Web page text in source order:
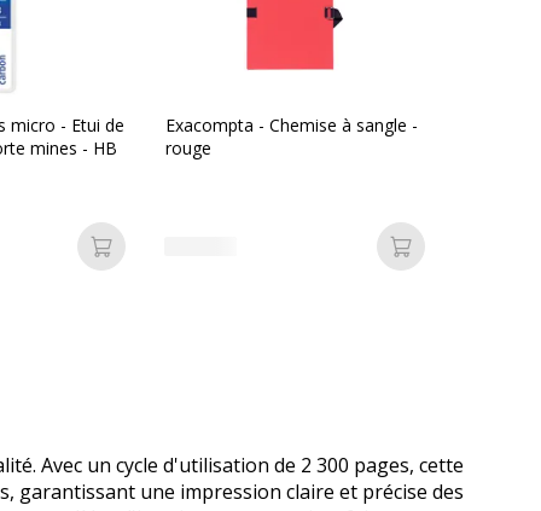
micro - Etui de
mines - HB
Ajouter au panier
Exacompta - Chemise à sangle -
rouge
Ajouter au
Avec un cycle d'utilisation de 2 300 pages, cette
une impression claire et précise des